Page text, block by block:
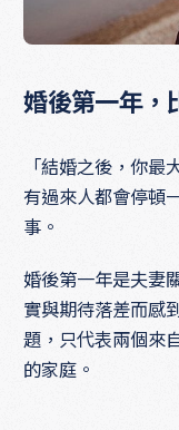
婚後第一年，
「結婚之後，你
有過來人都會停頓
事。
婚後第一年是夫妻
實與期待落差而感
題，只代表兩個來
的家庭。